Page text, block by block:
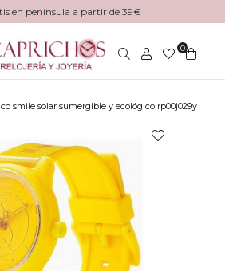
en península a partir de 39€
0
smile solar sumergible y ecológico rp00j029y